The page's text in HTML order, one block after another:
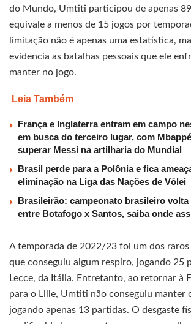
do Mundo, Umtiti participou de apenas
equivale a menos de 15 jogos por
limitação não é apenas uma estatística,
evidencia as batalhas pessoais que ele
manter no jogo.
Leia Também
França e Inglaterra entram em campo
em busca do terceiro lugar, com
superar Messi na artilharia do Mundial
Brasil perde para a Polônia e fica
eliminação na Liga das Nações de Vôlei
Brasileirão: campeonato brasileiro
entre Botafogo x Santos, saiba onde
A temporada de 2022/23 foi um dos
que conseguiu algum respiro, jogando 25
Lecce, da Itália. Entretanto, ao retornar à
para o Lille, Umtiti não conseguiu manter
jogando apenas 13 partidas. O desgaste